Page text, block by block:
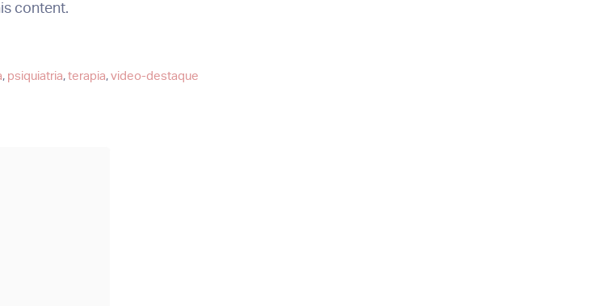
content.
, psiquiatria,terapia,video-destaque